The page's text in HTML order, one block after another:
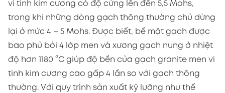
vi tinh kim cương có độ cứng lên đến 5,5 Mohs,
trong khi những dòng gạch thông thường chủ dừng
lại ở mức 4 – 5 Mohs. Được biết, bề mặt gạch được
bao phủ bởi 4 lớp men và xương gạch nung ở nhiệt
độ hơn 1180 °C giúp độ bền của gạch granite men vi
tinh kim cương cao gấp 4 lần so với gạch thông
thường. Với quy trình sản xuất kỹ lưỡng như thế